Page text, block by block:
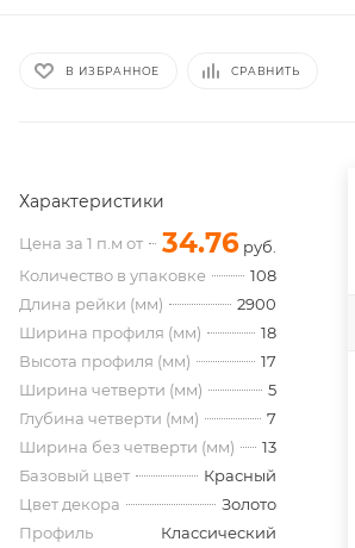
В ИЗБРАННОЕ СРАВНИТЬ
Характеристики
Цена за 1 п.м от 34.76 руб.
Количество в упаковке
108
Длина рейки (мм)
2900
Ширина профиля (мм)
18
Высота профиля (мм)
17
Ширина четверти (мм)
5
Глубина четверти (мм)
7
Ширина без четверти (мм)
13
Базовый цвет
Красный
Цвет декора
Золото
Профиль
Классический